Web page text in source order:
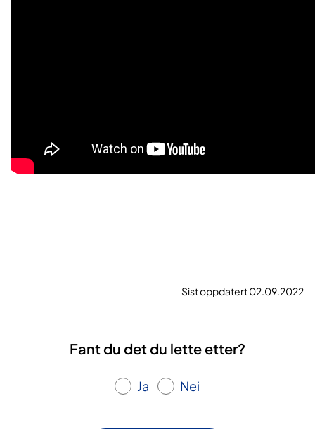
Sist oppdatert 02.09.2022
Fant du det du lette etter?
Ja Nei